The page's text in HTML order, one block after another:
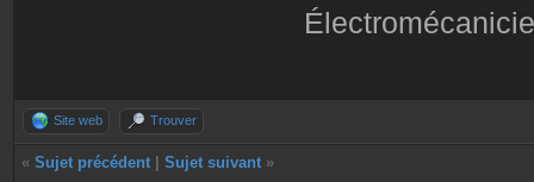
Site web Trouver
« Sujet précédent Sujet suivant »